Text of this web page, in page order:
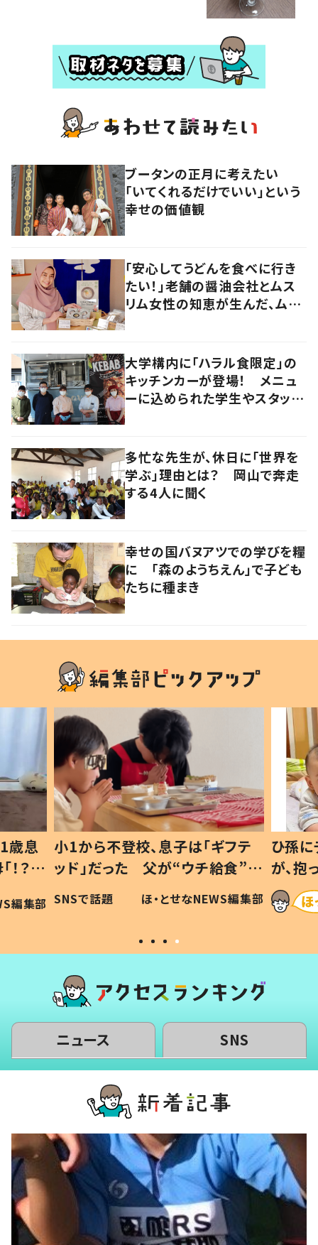
ブータンの正月に考えたい
「いてくれるだけでいい」という
幸せの価値観
「安心してうどんを食べに行き
たい！」老舗の醤油会社とムス
リム女性の知恵が生んだ、ムス
大学構内に「ハラル食限定」の
キッチンカーが登場！ メニュ
ーに込められた学生やスタッフ
多忙な先生が、休日に「世界を
学ぶ」理由とは？ 岡山で奔走
する4人に聞く
幸せの国バヌアツでの学びを糧
に 「森のようちえん」で子ども
たちに種まき
歳息
？」
編集部
小1から不登校、息子は「ギフテ
ッド」だった 父が“ウチ給食”を
作り続ける理由とは #令和の親
#令和の子
SNSで話題 ほ・とせなNEWS編集部
ひ孫
が、
「涙が
い」
ニュース SNS